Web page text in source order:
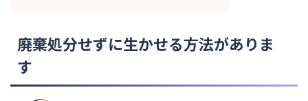
廃棄処分せずに生かせる方法がありま
す